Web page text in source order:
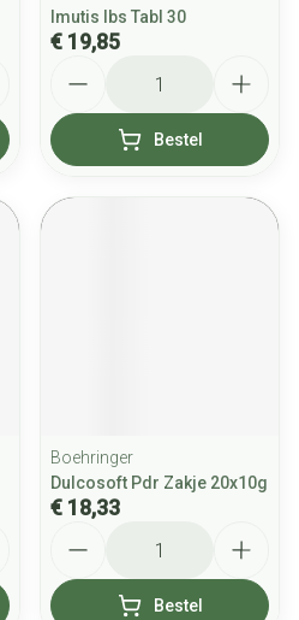
Imutis Ibs Tabl 30
€ 19,85
Bestel
Boehringer
Dulcosoft Pdr Zakje 20x10g
€ 18,33
Bestel